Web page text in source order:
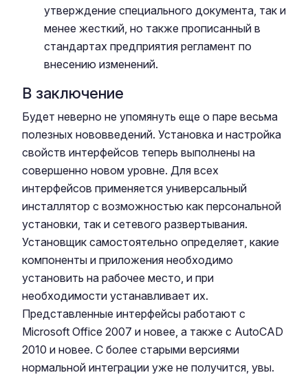
утверждение специального документа, так и
менее жесткий, но также прописанный в
стандартах предприятия регламент по
внесению изменений.
В заключение
Будет неверно не упомянуть еще о паре весьма
полезных нововведений. Установка и настройка
свойств интерфейсов теперь выполнены на
совершенно новом уровне. Для всех
интерфейсов применяется универсальный
инсталлятор с возможностью как персональной
установки, так и сетевого развертывания.
Установщик самостоятельно определяет, какие
компоненты и приложения необходимо
установить на рабочее место, и при
необходимости устанавливает их.
Представленные интерфейсы работают с
Microsoft Office 2007 и новее, а также с AutoCAD
2010 и новее. С более старыми версиями
нормальной интеграции уже не получится, увы.